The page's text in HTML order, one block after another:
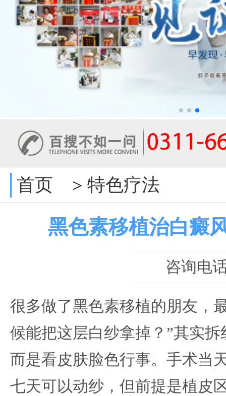
首页 > 特色疗法
黑色素移植治白癜
咨询电
很多做了黑色素移植的朋友，
候能把这层白纱拿掉？”其实
而是看皮肤脸色行事。手术当
七天可以动纱，但前提是植皮